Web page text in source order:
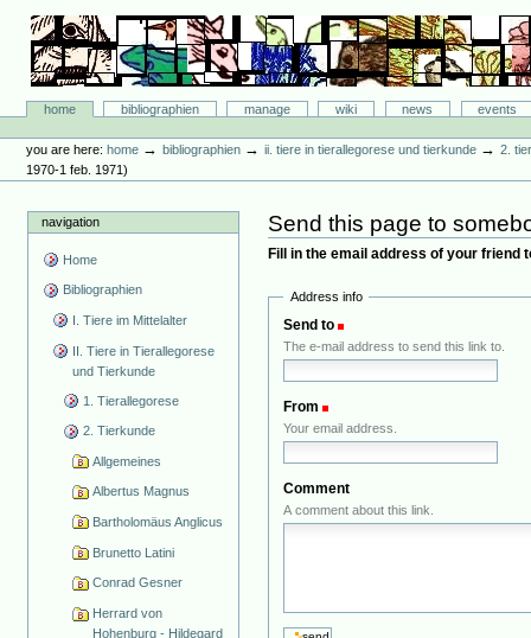
content.
navigation
Bibliographie-Portal
Sectionshome bibliographien manage wiki news
events
tools
you are here: home →bibliographien →ii. tiere in tierallegorese und tierkunde →2.
1970-1 feb. 1971)
navigation
Home
Bibliographien
I. Tiere im Mittelalter
II. Tiere in Tierallegorese
und Tierkunde
1. Tierallegorese
2. Tierkunde
Allgemeines
Albertus Magnus
Bartholomäus Anglicus
Brunetto Latini
Conrad Gesner
Herrard von
Hohenburg - Hildegard
Send this page to
Fill in the email address of your friend
Address info
Send to
The e-mail address to send this link to.
From
Your email address.
Comment
A comment about this link.